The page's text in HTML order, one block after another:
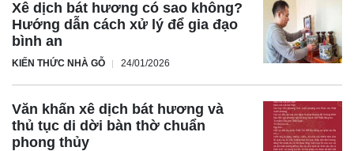
Xê dịch bát hương có sao không?
Hướng dẫn cách xử lý để gia đạo
bình an
KIẾN THỨC NHÀ GỖ 24/01/2026
Văn khấn xê dịch bát hương và
thủ tục di dời bàn thờ chuẩn
phong thủy